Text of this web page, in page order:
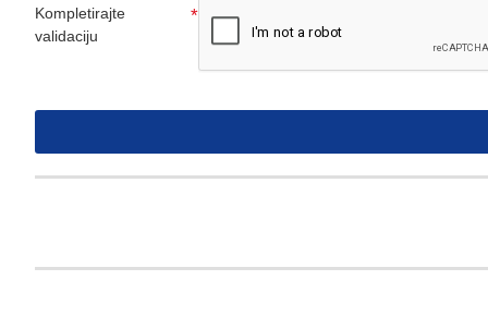
Kompletirajte
validaciju